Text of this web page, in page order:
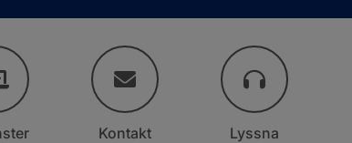
Kontakt Lyssna